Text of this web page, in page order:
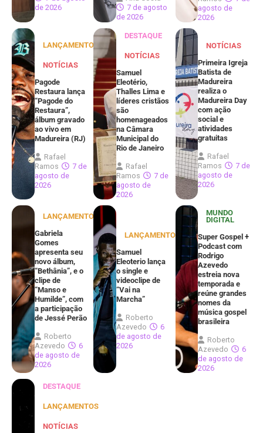
de 2026
7 de agosto
de 2026
agosto de
2026
LANÇAMENTOS
NOTÍCIAS
Pagode
Restaura lança
“Pagode do
Restaura”,
álbum gravado
ao vivo em
Madureira (RJ)
Rafael
Ramos
7 de
agosto de
2026
DESTAQUE
NOTÍCIAS
Samuel
Eleotério,
Thalles Lima e
líderes cristãos
são
homenageados
na Câmara
Municipal do
Rio de Janeiro
Rafael
Ramos
7 de
agosto de
2026
NOTÍCIAS
Primeira Igreja
Batista de
Madureira
realiza o
Madureira Day
com ação
social e
atividades
gratuitas
Rafael
Ramos
7 de
agosto de
2026
LANÇAMENTOS
Gabriela
Gomes
apresenta seu
novo álbum,
“Bethânia”, e o
clipe de
“Manso e
Humilde”, com
a participação
de Jessé Perão
Roberto
Azevedo
6
de agosto de
2026
LANÇAMENTOS
Samuel
Eleoterio lança
o single e
videoclipe de
“Vai na
Marcha”
Roberto
Azevedo
6
de agosto de
2026
MUNDO
DIGITAL
Super Gospel +
Podcast com
Rodrigo
Azevedo
estreia nova
temporada e
reúne grandes
nomes da
música gospel
brasileira
Roberto
Azevedo
6
de agosto de
2026
DESTAQUE
LANÇAMENTOS
NOTÍCIAS